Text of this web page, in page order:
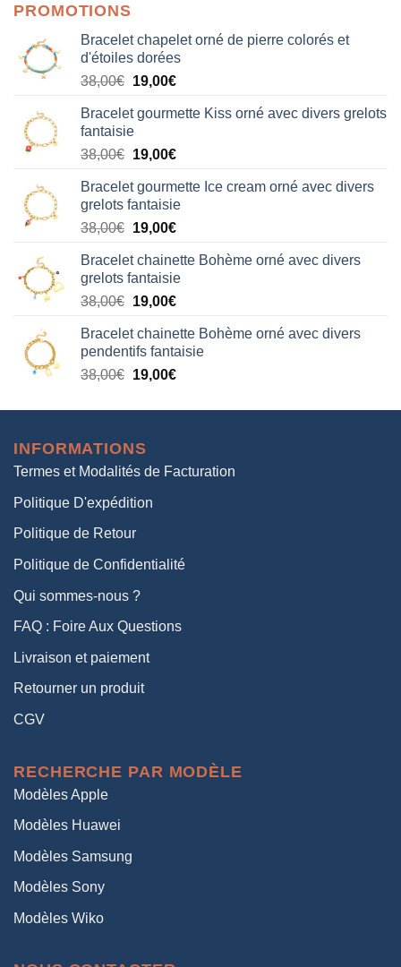
PROMOTIONS
Bracelet chapelet orné de pierre colorés et
d'étoiles dorées
38,00€ Le
initial
était :
38,00€.
19,00€Le
actuel
19,00€.
Bracelet gourmette Kiss orné avec divers grelots
fantaisie
38,00€ Le
initial
était :
38,00€.
19,00€Le
actuel
est :
19,00€.
Bracelet gourmette Ice cream orné avec divers
grelots fantaisie
38,00€ Le
initial
était :
38,00€.
19,00€Le
actuel
est :
19,00€.
Bracelet chainette Bohème orné avec divers
grelots fantaisie
38,00€ Le
initial
était :
38,00€.
19,00€Le
actuel
est :
19,00€.
Bracelet chainette Bohème orné avec divers
pendentifs fantaisie
38,00€ Le
initial
38,00€.
19,00€Le
actuel
INFORMATIONS
Termes et Modalités de Facturation
Politique D'expédition
Politique de Retour
Politique de Confidentialité
Qui sommes-nous ?
FAQ : Foire Aux Questions
Livraison et paiement
Retourner un produit
CGV
RECHERCHE PAR MODÈLE
Modèles Apple
Modèles Huawei
Modèles Samsung
Modèles Sony
Modèles Wiko